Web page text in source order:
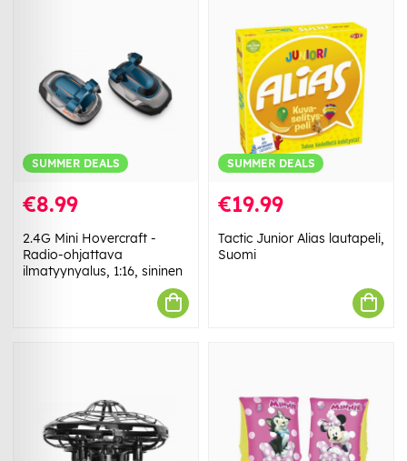
SUMMER DEALS
€8.99
2.4G Mini Hovercraft -
Radio-ohjattava
ilmatyynyalus, 1:16, sininen
SUMMER DEALS
€19.99
Tactic Junior Alias lautapeli,
Suomi